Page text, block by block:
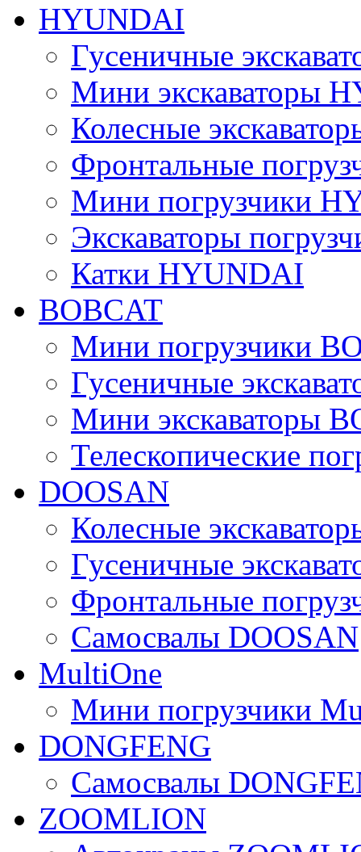
HYUNDAI
Гусеничные
Мини экскаваторы
Колесные
Фронтальные
Мини погрузчики
Экскаваторы
Катки HYUNDAI
BOBCAT
Мини погрузчики
Гусеничные
Мини экскаваторы
Телескопические
DOOSAN
Колесные
Гусеничные
Фронтальные
Самосвалы DOOSAN
MultiOne
Мини погрузчики
DONGFENG
Самосвалы
ZOOMLION